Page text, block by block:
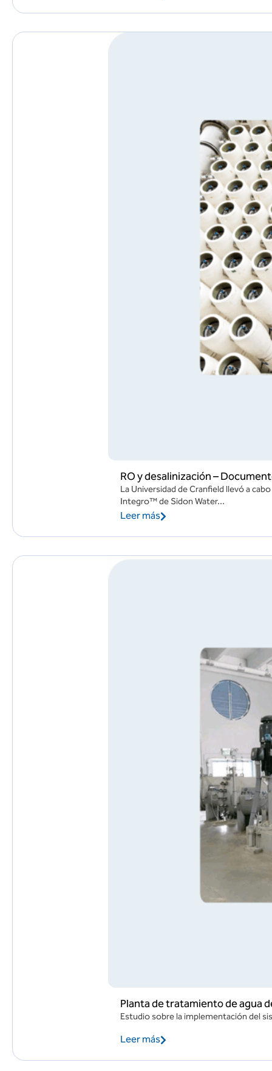
RO y desalinización –
La Universidad de Cranfield llevó a
Integro™ de Sidon Water...
Leer más
Planta de tratamiento de agua
Estudio sobre la implementación del
Leer más